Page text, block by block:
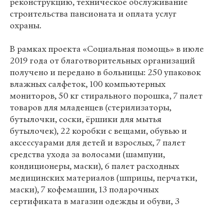
строительства пансионата и оплата услуг
охраны.
В рамках проекта «Социальная помощь» в июле
2019 года от благотворительных организаций
получено и передано в больницы: 250 упаковок
влажных салфеток, 100 компьютерных
мониторов, 50 кг стирального порошка, 7 палет
товаров для младенцев (стерилизаторы,
бутылочки, соски, ёршики для мытья
бутылочек), 22 коробки с вещами, обувью и
аксессуарами для детей и взрослых, 7 палет
средства ухода за волосами (шампуни,
кондиционеры, маски), 6 палет расходных
медицинских материалов (шприцы, перчатки,
маски), 7 кофемашин, 13 подарочных
сертификата в магазин одежды и обуви, 3